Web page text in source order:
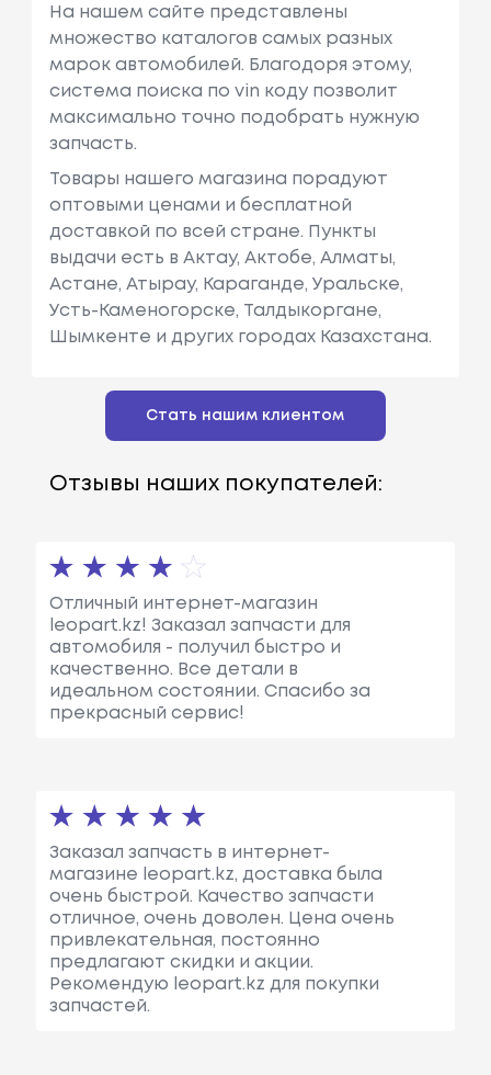
На нашем сайте представлены
множество каталогов самых разных
марок автомобилей. Благодоря этому,
система поиска по vin коду позволит
максимально точно подобрать нужную
запчасть.
Товары нашего магазина порадуют
оптовыми ценами и бесплатной
доставкой по всей стране. Пункты
выдачи есть в Актау, Актобе, Алматы,
Астане, Атырау, Караганде, Уральске,
Усть-Каменогорске, Талдыкоргане,
Шымкенте и других городах Казахстана.
Стать нашим клиентом
Отзывы наших покупателей:
Отличный интернет-магазин
leopart.kz! Заказал запчасти для
автомобиля - получил быстро и
качественно. Все детали в
идеальном состоянии. Спасибо за
прекрасный сервис!
Заказал запчасть в интернет-
магазине leopart.kz, доставка была
очень быстрой. Качество запчасти
отличное, очень доволен. Цена очень
привлекательная, постоянно
предлагают скидки и акции.
Рекомендую leopart.kz для покупки
запчастей.